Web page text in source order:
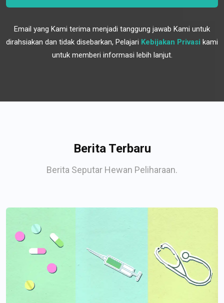
Email yang Kami terima menjadi tanggung jawab Kami untuk
dirahsiakan dan tidak disebarkan, Pelajari Kebijakan Privasi kami
untuk memberi informasi lebih lanjut.
Berita Terbaru
Berita Seputar Hewan Peliharaan.